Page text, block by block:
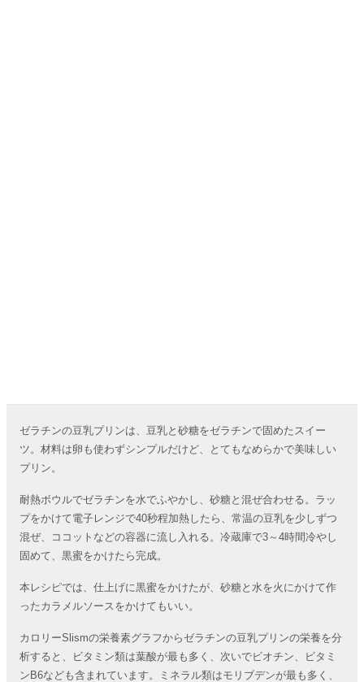
ゼラチンの豆乳プリンは、豆乳と砂糖をゼラチンで固めたスイー
ツ。材料は卵も使わずシンプルだけど、とてもなめらかで美味しい
プリン。
耐熱ボウルでゼラチンを水でふやかし、砂糖と混ぜ合わせる。ラッ
プをかけて電子レンジで40秒程加熱したら、常温の豆乳を少しずつ
混ぜ、ココットなどの容器に流し入れる。冷蔵庫で3～4時間冷やし
固めて、黒蜜をかけたら完成。
本レシピでは、仕上げに黒蜜をかけたが、砂糖と水を火にかけて作
ったカラメルソースをかけてもいい。
カロリーSlismの栄養素グラフからゼラチンの豆乳プリンの栄養を分
析すると、ビタミン類は葉酸が最も多く、次いでビオチン、ビタミ
ンB6なども含まれています。ミネラル類はモリブデンが最も多く、